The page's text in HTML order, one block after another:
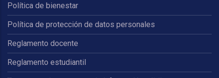
Política de bienestar
Política de protección de datos personales
Reglamento docente
Reglamento estudiantil